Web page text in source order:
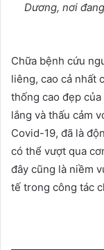
Dương, nơi
Chữa bệnh cứu
liêng, cao cả nhất
thống cao đẹp
lắng và thấu cảm
Covid-19, đã là
có thể vượt qua
đây cũng là niềm
tế trong công tác